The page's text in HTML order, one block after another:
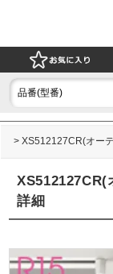
XS512127CR(オー
XS512127CR(
詳細